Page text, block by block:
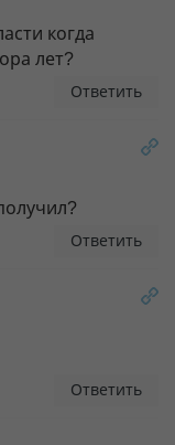
когда
лет?
Ответить
Ответить
Ответить